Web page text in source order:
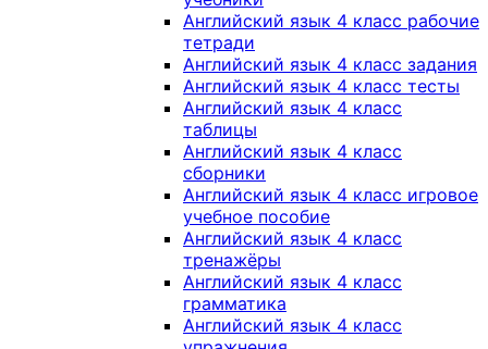
Английский язык 4 класс рабочие
тетради
Английский язык 4 класс задания
Английский язык 4 класс тесты
Английский язык 4 класс
таблицы
Английский язык 4 класс
сборники
Английский язык 4 класс игровое
учебное пособие
Английский язык 4 класс
тренажёры
Английский язык 4 класс
грамматика
Английский язык 4 класс